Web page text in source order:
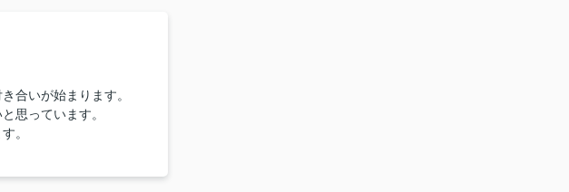
合いが始まります。
思っています。
。